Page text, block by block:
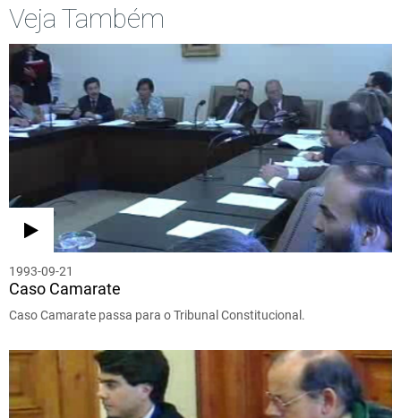
Veja Também
1993-09-21
Caso Camarate
Caso Camarate passa para o Tribunal Constitucional.